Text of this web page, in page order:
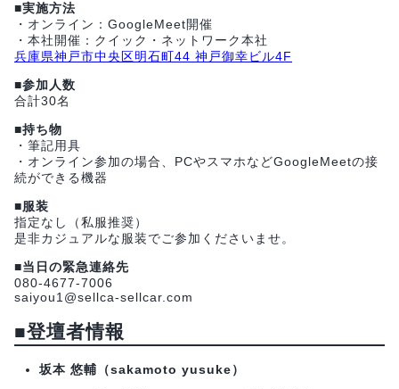
■実施方法
・オンライン：GoogleMeet開催
・本社開催：クイック・ネットワーク本社
兵庫県神戸市中央区明石町44 神戸御幸ビル4F
■参加人数
合計30名
■持ち物
・筆記用具
・オンライン参加の場合、PCやスマホなどGoogleMeetの接
続ができる機器
■服装
指定なし（私服推奨）
是非カジュアルな服装でご参加くださいませ。
■当日の緊急連絡先
080-4677-7006
saiyou1@sellca-sellcar.com
■登壇者情報
坂本 悠輔（sakamoto yusuke）